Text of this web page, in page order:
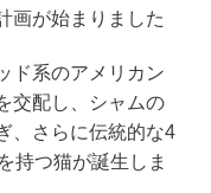
画が始まりました
ド系のアメリカン
交配し、シャムの
、さらに伝統的な4
持つ猫が誕生しま